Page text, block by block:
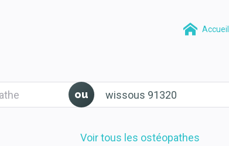
Accueil
ou
Voir tous les ostéopathes